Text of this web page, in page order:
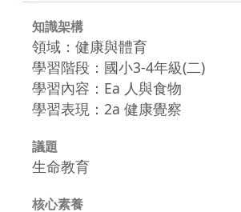
知識架構
領域：健康與體育
學習階段：國小3-4年級(二)
學習內容：Ea 人與食物
學習表現：2a 健康覺察
議題
生命教育
核心素養